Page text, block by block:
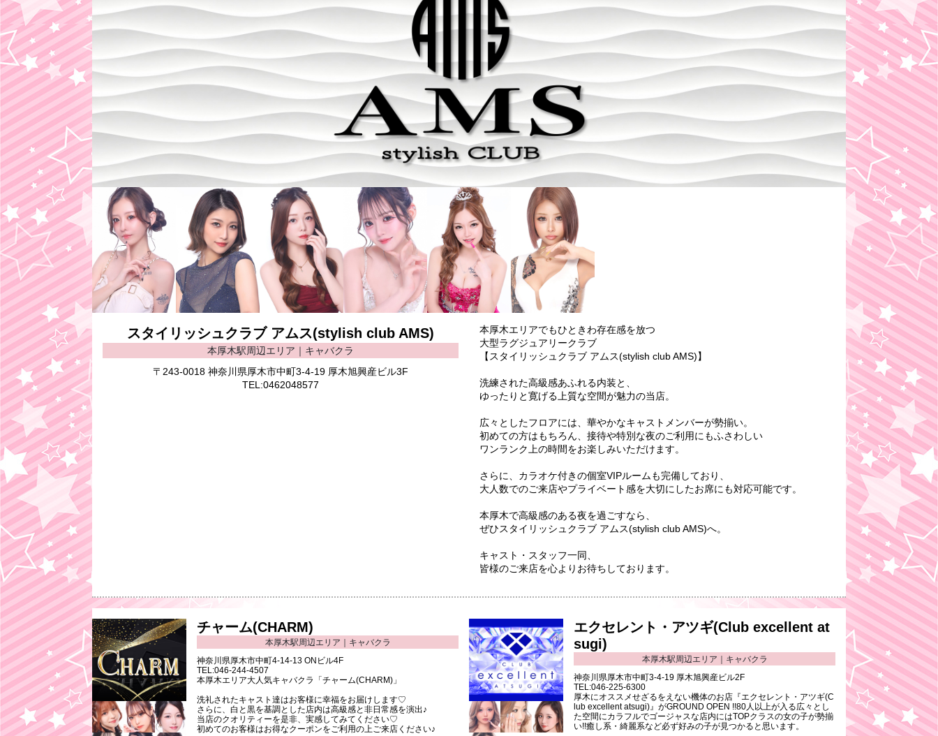
スタイリッシュクラブ アムス(stylish club AMS)
本厚木駅周辺エリア｜キャバクラ
〒243-0018 神奈川県厚木市中町3-4-19 厚木旭興産ビル3F
TEL:0462048577
本厚木エリアでもひときわ存在感を放つ
大型ラグジュアリークラブ
【スタイリッシュクラブ アムス(stylish club AMS)】
洗練された高級感あふれる内装と、
ゆったりと寛げる上質な空間が魅力の当店。
広々としたフロアには、華やかなキャストメンバーが勢揃い。
初めての方はもちろん、接待や特別な夜のご利用にもふさわしい
ワンランク上の時間をお楽しみいただけます。
さらに、カラオケ付きの個室VIPルームも完備しており、
大人数でのご来店やプライベート感を大切にしたお席にも対応可能です。
本厚木で高級感のある夜を過ごすなら、
ぜひスタイリッシュクラブ アムス(stylish club AMS)へ。
キャスト・スタッフ一同、
皆様のご来店を心よりお待ちしております。
チャーム(CHARM)
本厚木駅周辺エリア｜キャバクラ
神奈川県厚木市中町4-14-13 ONビル4F
TEL:046-244-4507
本厚木エリア大人気キャバクラ「チャーム(CHARM)」
洗礼されたキャスト達はお客様に幸福をお届けします♡
さらに、白と黒を基調とした店内は高級感と非日常感を演出♪
当店のクオリティーを是非、実感してみてください♡
初めてのお客様はお得なクーポンをご利用の上ご来店ください♪
エクセレント・アツギ(Club excellent at
sugi)
本厚木駅周辺エリア｜キャバクラ
神奈川県厚木市中町3-4-19 厚木旭興産ビル2F
TEL:046-225-6300
厚木にオススメせざるをえない機体のお店『エクセレント・アツギ(C
lub excellent atsugi)』がGROUND OPEN !!80人以上が入る広々とし
た空間にカラフルでゴージャスな店内にはTOPクラスの女の子が勢揃
い!!癒し系・綺麗系など必ず好みの子が見つかると思います。